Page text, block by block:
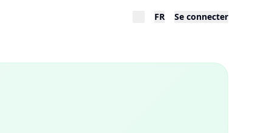
FR Se connecter